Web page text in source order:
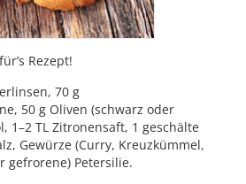
für’s Rezept!
70 g
50 g Oliven (schwarz oder
1–2 TL Zitronensaft, 1 geschälte
Gewürze (Curry, Kreuzkümmel,
gefrorene) Petersilie.